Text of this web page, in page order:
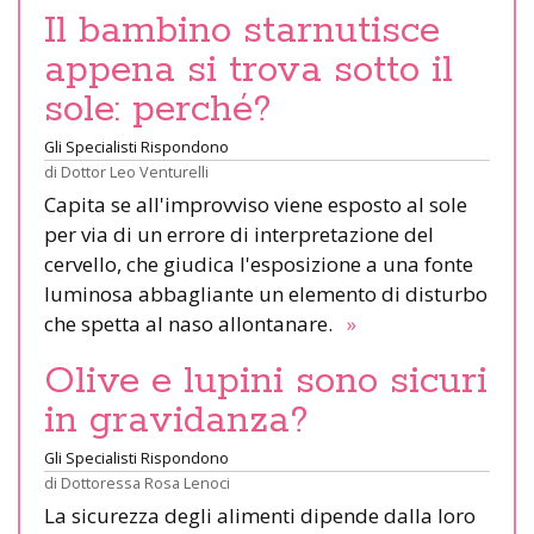
Il bambino starnutisce
appena si trova sotto il
sole: perché?
Gli Specialisti Rispondono
di Dottor Leo Venturelli
Capita se all'improvviso viene esposto al sole
per via di un errore di interpretazione del
cervello, che giudica l'esposizione a una fonte
luminosa abbagliante un elemento di disturbo
che spetta al naso allontanare. »
Olive e lupini sono sicuri
in gravidanza?
Gli Specialisti Rispondono
di Dottoressa Rosa Lenoci
La sicurezza degli alimenti dipende dalla loro